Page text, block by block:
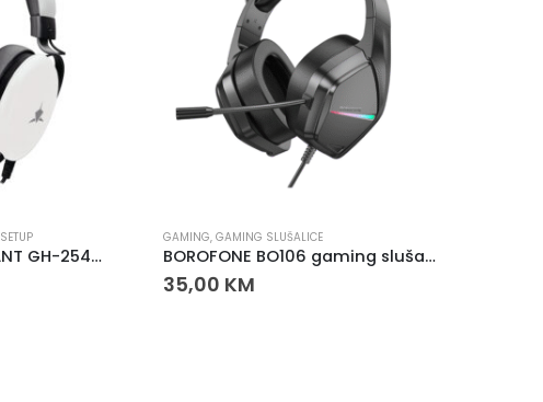
SETUP
WHITE SHARK ELEPHANT GH-2540 slušalice bijele – gaming slušalice sa odvojivim mikrofonom
GAMING, GAMING SLUŠALICE
BOROFONE BO106 gaming slušalice Cute Cat – RGB mačje slušalice sa mikrofonom
35,00 KM